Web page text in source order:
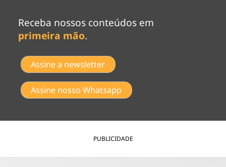
Receba nossos conteúdos em
primeira mão.
Assine a newsletter
Assine nosso Whatsapp
PUBLICIDADE